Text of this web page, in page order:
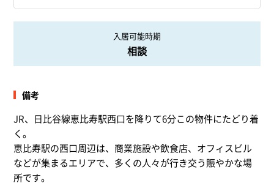
入居可能時期
相談
備考
JR、日比谷線恵比寿駅西口を降りて6分この物件にたどり着
く。
恵比寿駅の西口周辺は、商業施設や飲食店、オフィスビル
などが集まるエリアで、多くの人々が行き交う賑やかな場
所です。